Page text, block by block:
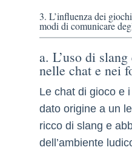
3. L’influenza dei
modi di comunicare
a. L’uso di
nelle chat e nei
Le chat di gioco e
dato origine a un
ricco di slang e
dell’ambiente